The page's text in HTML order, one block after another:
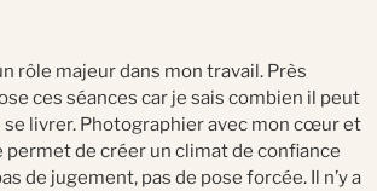
rôle majeur dans mon travail. Près
ces séances car je sais combien il peut
livrer. Photographier avec mon cœur et
permet de créer un climat de confiance
de jugement, pas de pose forcée. Il n’y a